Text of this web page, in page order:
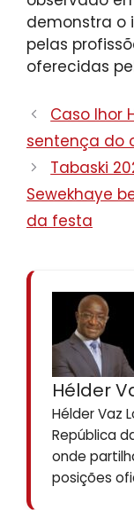
demonstra o
pelas
oferecidas
Caso Ihor
sentença do
Tabaski
Sewekhaye
da festa
Hélder
Hélder Vaz
República
onde
posições